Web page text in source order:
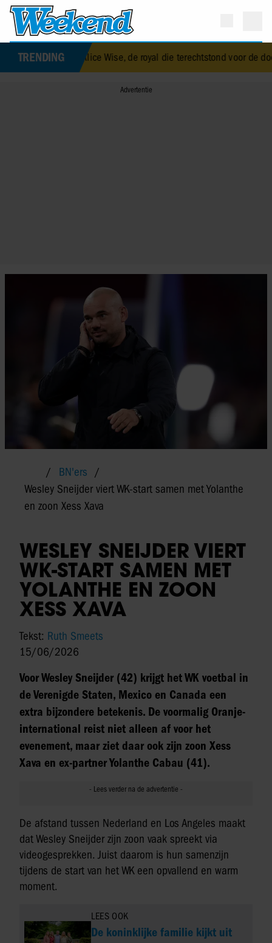
TRENDING
Alice Wise, de royal die terechtstond voor de dood van haar baby
BN'ers
Wesley Sneijder viert WK-start samen met Yolanthe
en zoon Xess Xava
WESLEY SNEIJDER VIERT
WK-START SAMEN MET
YOLANTHE EN ZOON
XESS XAVA
Tekst: Ruth Smeets
15/06/2026
Voor Wesley Sneijder (42) krijgt het WK voetbal in
de Verenigde Staten, Mexico en Canada een
extra bijzondere betekenis. De voormalig Oranje-
international reist niet alleen af voor het
evenement, maar ziet daar ook zijn zoon Xess
Xava en ex-partner Yolanthe Cabau (41).
De afstand tussen Nederland en Los Angeles maakt
dat Wesley Sneijder zijn zoon vaak spreekt via
videogesprekken. Juist daarom is hun samenzijn
tijdens de start van het WK een opvallend en warm
moment.
LEES OOK
De koninklijke familie kijkt uit